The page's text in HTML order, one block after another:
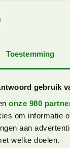
Toestemming
gebruik
onze 980
om informatie
aan
welke doelen.
reizen we
vertrekken we
de trein naar
naar
kinderen. In
je de
letters
een kleine